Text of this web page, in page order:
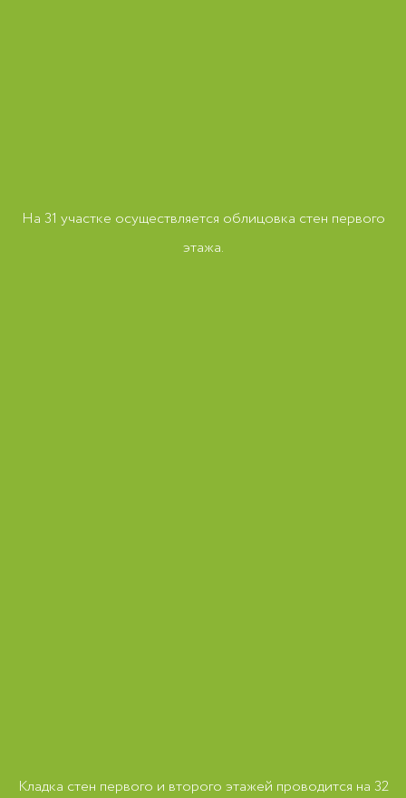
На 31 участке осуществляется облицовка стен первого
этажа.
Кладка стен первого и второго этажей проводится на 32